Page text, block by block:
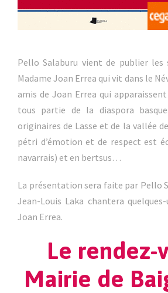
Pello Salaburu vient de publier les
Madame Joan Errea qui vit dans le
amis de Joan Errea qui
tous partie de la diaspora
originaires de Lasse et de la vallée
pétri d’émotion et de respect est
navarrais) et en bertsus…
La présentation sera faite par Pello
Jean-Louis Laka chantera
Joan Errea.
Le rendez-
Mairie de